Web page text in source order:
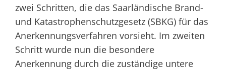
zwei Schritten, die das Saarländische Brand-
und Katastrophenschutzgesetz (SBKG) für das
Anerkennungsverfahren vorsieht. Im zweiten
Schritt wurde nun die besondere
Anerkennung durch die zuständige untere